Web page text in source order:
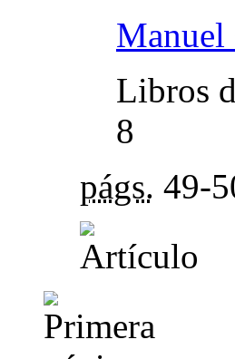
Manuel
Libros
8
págs. 49-